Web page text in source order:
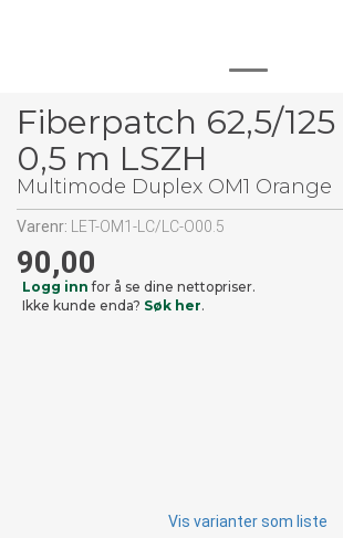
Fiberpatch 62,5/
0,5 m LSZH
Multimode Duplex OM1 Orange
Varenr: LET-OM1-LC/LC-O00.5
90,00
Logg inn for å se dine nettopriser.
Ikke kunde enda? Søk her.
Vis varianter som liste